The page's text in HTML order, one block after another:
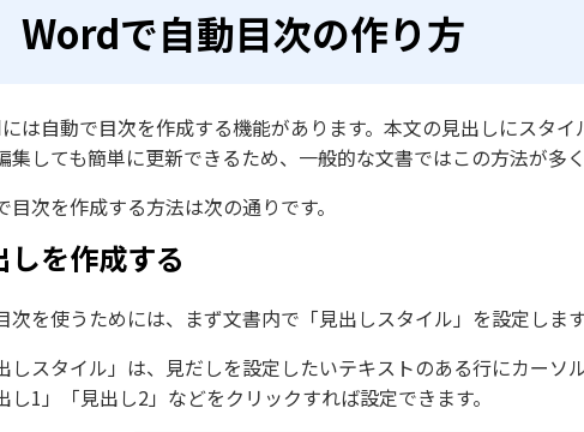
Wordで自動目次の作り方
は自動で目次を作成する機能があります。本文の見出しにスタ
集しても簡単に更新できるため、一般的な文書ではこの方法が多
目次を作成する方法は次の通りです。
しを作成する
次を使うためには、まず文書内で「見出しスタイル」を設定します
しスタイル」は、見だしを設定したいテキストのある行にカー
し1」「見出し2」などをクリックすれば設定できます。